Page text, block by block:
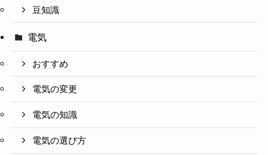
豆知識
電気
おすすめ
電気の変更
電気の知識
電気の選び方